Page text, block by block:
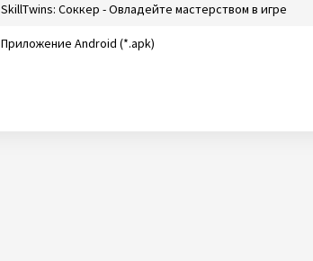
SkillTwins: Соккер - Овладейте мастерством в игре
Приложение Android (*.apk)